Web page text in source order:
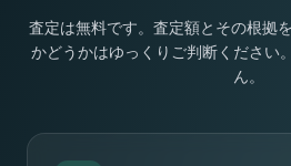
査定は無料です。査定額とその根拠
かどうかはゆっくりご判断ください
ん。